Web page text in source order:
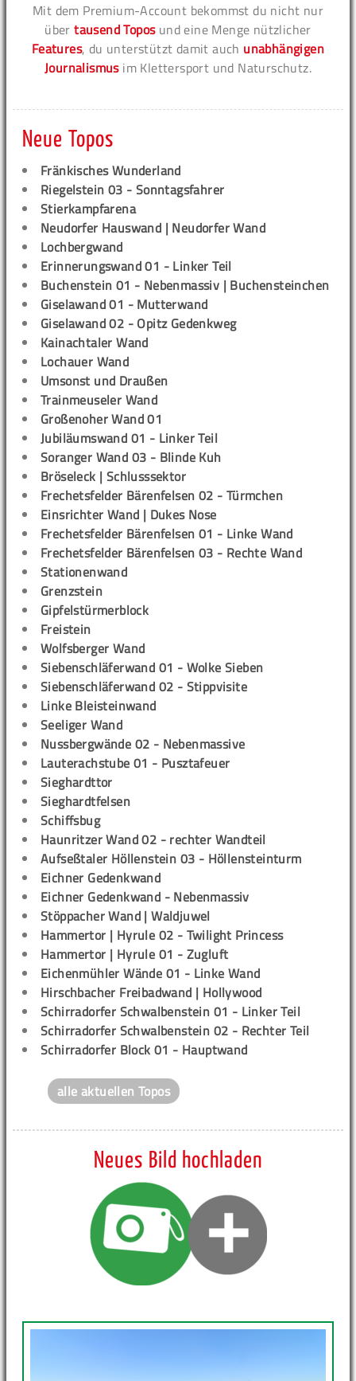
Mit dem Premium-Account bekommst du nicht nur
übertausend Toposund eine Menge nützlicher
Features, du unterstützt damit auch unabhängigen
Journalismusim Klettersport und Naturschutz.
Neue Topos
Fränkisches Wunderland
Riegelstein 03 - Sonntagsfahrer
Stierkampfarena
Neudorfer Hauswand | Neudorfer Wand
Lochbergwand
Erinnerungswand 01 - Linker Teil
Buchenstein 01 - Nebenmassiv | Buchensteinchen
Giselawand 01 - Mutterwand
Giselawand 02 - Opitz Gedenkweg
Kainachtaler Wand
Lochauer Wand
Umsonst und Draußen
Trainmeuseler Wand
Großenoher Wand 01
Jubiläumswand 01 - Linker Teil
Soranger Wand 03 - Blinde Kuh
Bröseleck | Schlusssektor
Frechetsfelder Bärenfelsen 02 - Türmchen
Einsrichter Wand | Dukes Nose
Frechetsfelder Bärenfelsen 01 - Linke Wand
Frechetsfelder Bärenfelsen 03 - Rechte Wand
Stationenwand
Grenzstein
Gipfelstürmerblock
Freistein
Wolfsberger Wand
Siebenschläferwand 01 - Wolke Sieben
Siebenschläferwand 02 - Stippvisite
Linke Bleisteinwand
Seeliger Wand
Nussbergwände 02 - Nebenmassive
Lauterachstube 01 - Pusztafeuer
Sieghardttor
Sieghardtfelsen
Schiffsbug
Haunritzer Wand 02 - rechter Wandteil
Aufseßtaler Höllenstein 03 - Höllensteinturm
Eichner Gedenkwand
Eichner Gedenkwand - Nebenmassiv
Stöppacher Wand | Waldjuwel
Hammertor | Hyrule 02 - Twilight Princess
Hammertor | Hyrule 01 - Zugluft
Eichenmühler Wände 01 - Linke Wand
Hirschbacher Freibadwand | Hollywood
Schirradorfer Schwalbenstein 01 - Linker Teil
Schirradorfer Schwalbenstein 02 - Rechter Teil
Schirradorfer Block 01 - Hauptwand
alle aktuellen Topos
Neues Bild hochladen